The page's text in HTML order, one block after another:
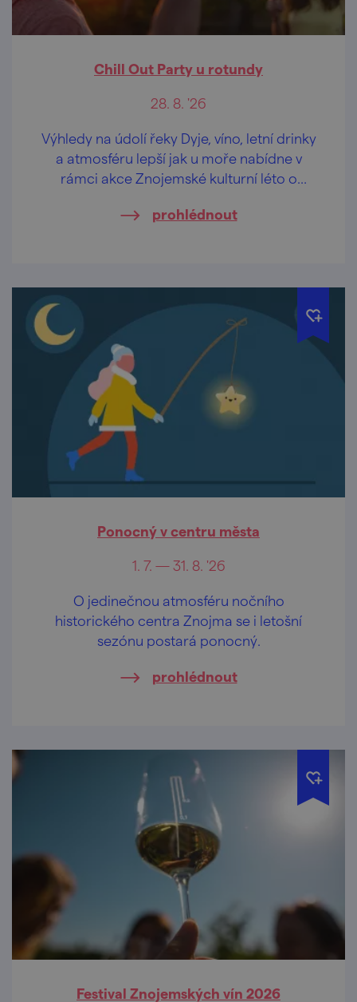
Chill Out Party u rotundy
28. 8. '26
Výhledy na údolí řeky Dyje, víno, letní drinky
a atmosféru lepší jak u moře nabídne v
rámci akce Znojemské kulturní léto o
u rotundy sv. Kateřiny v historickém centru
prohlédnout
Ponocný v centru města
1. 7. — 31. 8. '26
O jedinečnou atmosféru nočního
historického centra Znojma se i letošní
sezónu postará ponocný.
prohlédnout
Festival Znojemských vín 2026